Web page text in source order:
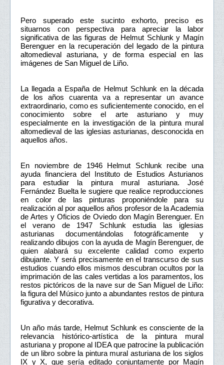
Pero superado este sucinto exhorto, preciso es
situarnos con perspectiva para apreciar la labor
significativa de las figuras de Helmut Schlunk y Magín
Berenguer en la recuperación del legado de la pintura
altomedieval asturiana, y de forma especial en las
imágenes de San Miguel de Liño.
La llegada a España de Helmut Schlunk en la década
de los años cuarenta va a representar un avance
extraordinario, como es suficientemente conocido, en el
conocimiento sobre el arte asturiano y muy
especialmente en la investigación de la pintura mural
altomedieval de las iglesias asturianas, desconocida en
aquellos años.
En noviembre de 1946 Helmut Schlunk recibe una
ayuda financiera del Instituto de Estudios Asturianos
para estudiar la pintura mural asturiana. José
Fernández Buelta le sugiere que realice reproducciones
en color de las pinturas proponiéndole para su
realización al por aquellos años profesor de la Academia
de Artes y Oficios de Oviedo don Magín Berenguer. En
el verano de 1947 Schlunk estudia las iglesias
asturianas documentándolas fotográficamente y
realizando dibujos con la ayuda de Magín Berenguer, de
quien alabará su excelente calidad como experto
dibujante. Y será precisamente en el transcurso de sus
estudios cuando ellos mismos descubran ocultos por la
imprimación de las cales vertidas a los paramentos, los
restos pictóricos de la nave sur de San Miguel de Liño:
la figura del Músico junto a abundantes restos de pintura
figurativa y decorativa.
Un año más tarde, Helmut Schlunk es consciente de la
relevancia histórico-artística de la pintura mural
asturiana y propone al IDEA que patrocine la publicación
de un libro sobre la pintura mural asturiana de los siglos
IX y X, que sería editado conjuntamente por Magín